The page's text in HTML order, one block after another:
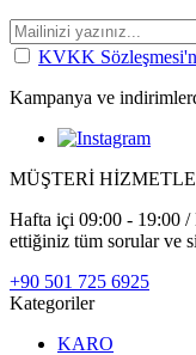
KVKK
Kampanya ve
MÜŞTERİ
Hafta içi 09:00 - 19:00 /
ettiğiniz tüm sorular ve
+90 501 725 6925
Kategoriler
KARO